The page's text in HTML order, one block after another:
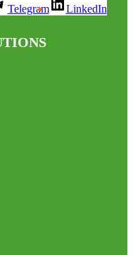
Telegram LinkedIn